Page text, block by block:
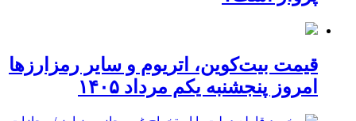
قیمت بیت‌کوین، اتریوم و سایر رمزارزها
امروز پنجشنبه یکم مرداد ۱۴۰۵